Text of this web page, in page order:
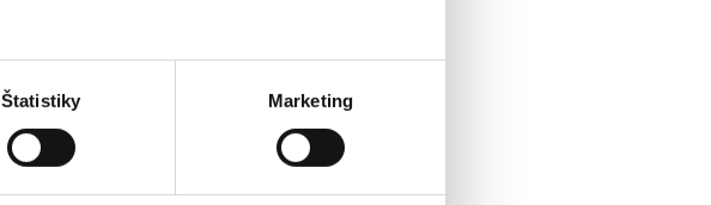
Štatistiky Marketing